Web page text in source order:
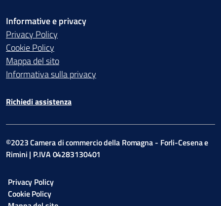
Informative e privacy
Privacy Policy
Cookie Policy
Mappa del sito
Informativa sulla privacy
Richiedi assistenza
©2023 Camera di commercio della Romagna - Forli-Cesena e
Rimini | P.IVA 04283130401
Privacy Policy
Cookie Policy